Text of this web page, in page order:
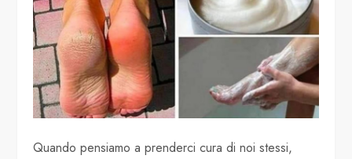
Quando pensiamo a prenderci cura di noi stessi,